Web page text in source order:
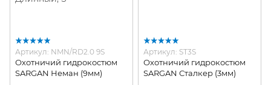
Артикул: NMN/RD2.0 9S
Охотничий гидрокостюм
SARGAN Неман (9мм)
Артикул: ST3S
Охотничий гидрокостюм
SARGAN Сталкер (3мм)